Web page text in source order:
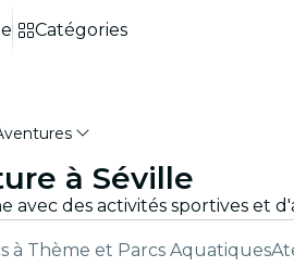
Catégories
à Séville
à Thème et Parcs Aquatiques